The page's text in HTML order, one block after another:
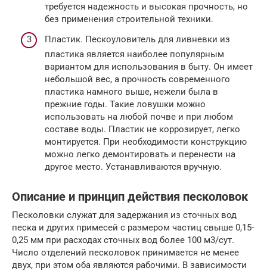
требуется надежность и высокая прочность, но
без применения строительной техники.
Пластик. Пескоуловитель для ливневки из
пластика является наиболее популярным
вариантом для использования в быту. Он имеет
небольшой вес, а прочность современного
пластика намного выше, нежели была в
прежние годы. Такие ловушки можно
использовать на любой почве и при любом
составе воды. Пластик не коррозирует, легко
монтируется. При необходимости конструкцию
можно легко демонтировать и перенести на
другое место. Устанавливаются вручную.
Описание и принцип действия песколовок
Песколовки служат для задержания из сточных вод
песка и других примесей с размером частиц свыше 0,15-
0,25 мм при расходах сточных вод более 100 м3/сут.
Число отделений песколовок принимается не менее
двух, при этом оба являются рабочими. В зависимости